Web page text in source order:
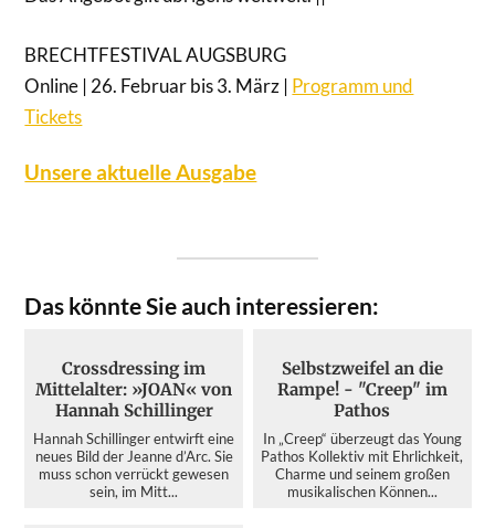
BRECHTFESTIVAL AUGSBURG
Online | 26. Februar bis 3. März | Programm und
Tickets
Unsere aktuelle Ausgabe
Das könnte Sie auch interessieren:
Crossdressing im
Mittelalter: »JOAN« von
Hannah Schillinger
Hannah Schillinger entwirft eine
neues Bild der Jeanne d’Arc. Sie
muss schon verrückt gewesen
sein, im Mitt...
Selbstzweifel an die
Rampe! - "Creep" im
Pathos
In „Creep“ überzeugt das Young
Pathos Kollektiv mit Ehrlichkeit,
Charme und seinem großen
musikalischen Können...